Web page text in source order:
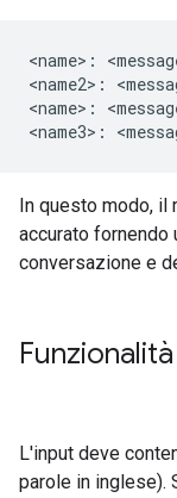
<name>:
<name2>:
<name>:
In questo modo, il
accurato fornendo
conversazione e
L'input deve
parole in inglese).